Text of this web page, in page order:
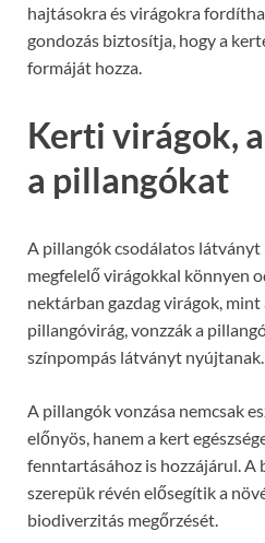
hajtásokra és virágokra
gondozás biztosítja, hogy a
formáját hozza.
Kerti virágok,
a pillangókat
A pillangók csodálatos látványt
megfelelő virágokkal könnyen
nektárban gazdag virágok, mint
pillangóvirág, vonzzák a
színpompás látványt nyújtanak.
A pillangók vonzása nemcsak
előnyös, hanem a kert
fenntartásához is hozzájárul. A
szerepük révén elősegítik a
biodiverzitás megőrzését.